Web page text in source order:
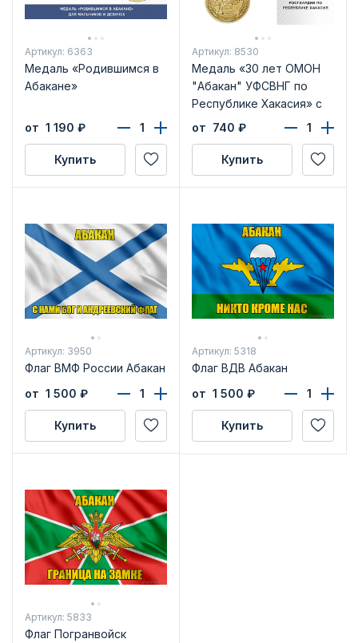
Артикул: 6363
Медаль «Родившимся в
Абакане»
от 1 190 ₽
Купить
Артикул: 8530
Медаль «30 лет ОМОН
"Абакан" УФСВНГ по
Республике Хакасия» с
бланком удостоверения
от 740 ₽
Купить
Артикул: 3950
Флаг ВМФ России Абакан
от 1 500 ₽
Купить
Артикул: 5318
Флаг ВДВ Абакан
от 1 500 ₽
Купить
Артикул: 5833
Флаг Погранвойск